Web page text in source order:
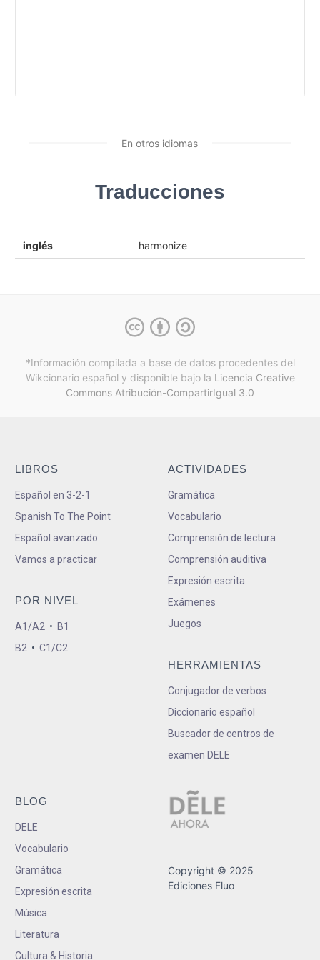
En otros idiomas
Traducciones
inglés harmonize
*Información compilada a base de datos procedentes del
Wikcionario español y disponible bajo la Licencia Creative
Commons Atribución-CompartirIgual 3.0
LIBROS
Español en 3-2-1
Spanish To The Point
Español avanzado
Vamos a practicar
POR NIVEL
A1/A2 • B1
B2 • C1/C2
ACTIVIDADES
Gramática
Vocabulario
Comprensión de lectura
Comprensión auditiva
Expresión escrita
Exámenes
Juegos
HERRAMIENTAS
Conjugador de verbos
Diccionario español
Buscador de centros de
examen DELE
BLOG
DELE
Vocabulario
Gramática
Expresión escrita
Música
Literatura
Cultura & Historia
Copyright © 2025
Ediciones Fluo